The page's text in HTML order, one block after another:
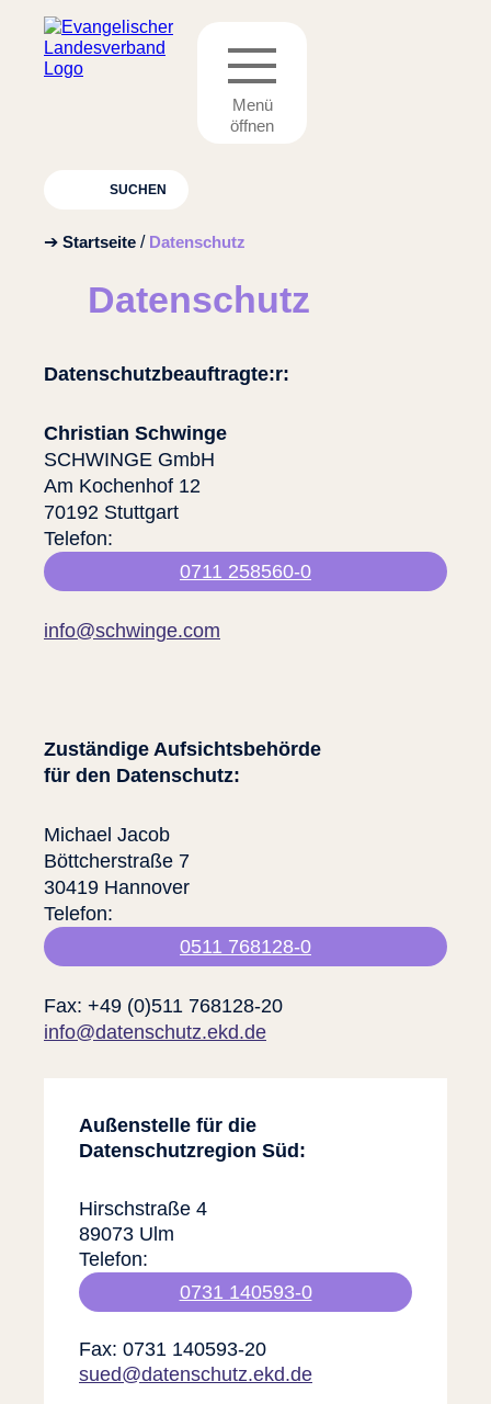
SUCHEN
➔ Startseite Datenschutz
Datenschutz
Datenschutzbeauftragte:r:
Christian Schwinge
SCHWINGE GmbH
Am Kochenhof 12
70192 Stuttgart
Telefon:
0711 258560-0
info@schwinge.com
Zuständige Aufsichtsbehörde
für den Datenschutz:
Michael Jacob
Böttcherstraße 7
30419 Hannover
Telefon:
0511 768128-0
Fax: +49 (0)511 768128-20
info@datenschutz.ekd.de
Außenstelle für die
Datenschutzregion Süd:
Hirschstraße 4
89073 Ulm
Telefon:
0731 140593-0
Fax: 0731 140593-20
sued@datenschutz.ekd.de